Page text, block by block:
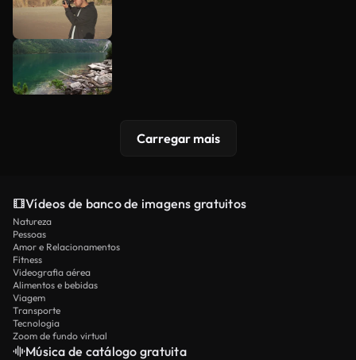
Carregar mais
Vídeos de banco de imagens gratuitos
Natureza
Pessoas
Amor e Relacionamentos
Fitness
Videografia aérea
Alimentos e bebidas
Viagem
Transporte
Tecnologia
Zoom de fundo virtual
Música de catálogo gratuita